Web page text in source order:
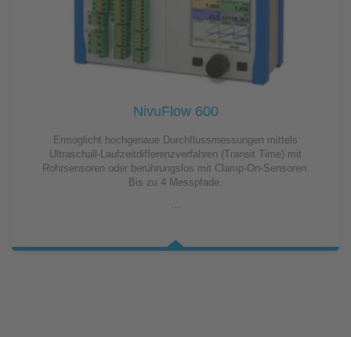
NivuFlow 600
Ermöglicht hochgenaue Durchflussmessungen mittels
Ultraschall-Laufzeitdifferenzverfahren (Transit Time) mit
Rohrsensoren oder berührungslos mit Clamp-On-Sensoren.
Bis zu 4 Messpfade.